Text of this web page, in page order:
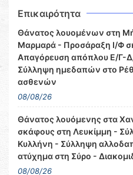
Επικαιρότητα
Θάνατος λουομένων στη
Μαρμαρά - Προσάραξη Ι/Φ
Απαγόρευση απόπλου Ε/Γ-
Σύλληψη ημεδαπών στο
ασθενών
08/08/26
Θάνατος λουόμενης στα
σκάφους στη Λευκίμμη -
Κυλλήνη - Σύλληψη
ατύχημα στη Σύρο -
08/08/26